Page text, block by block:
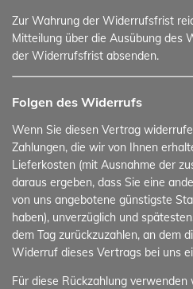
Zur Wahrung der Widerrufsfrist
Mitteilung über die Ausübung des
der Widerrufsfrist absenden.
Folgen des Widerrufs
Wenn Sie diesen Vertrag
Zahlungen, die wir von Ihnen
Lieferkosten (mit Ausnahme der
daraus ergeben, dass Sie eine
von uns angebotene günstigste
haben), unverzüglich und
dem Tag zurückzuzahlen, an dem
Widerruf dieses Vertrags bei uns
Für diese Rückzahlung